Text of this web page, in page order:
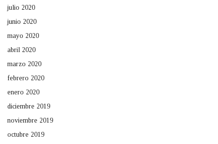
julio 2020
junio 2020
mayo 2020
abril 2020
marzo 2020
febrero 2020
enero 2020
diciembre 2019
noviembre 2019
octubre 2019